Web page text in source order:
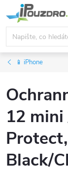
na
obsah
📱 iPhone
12
Black/